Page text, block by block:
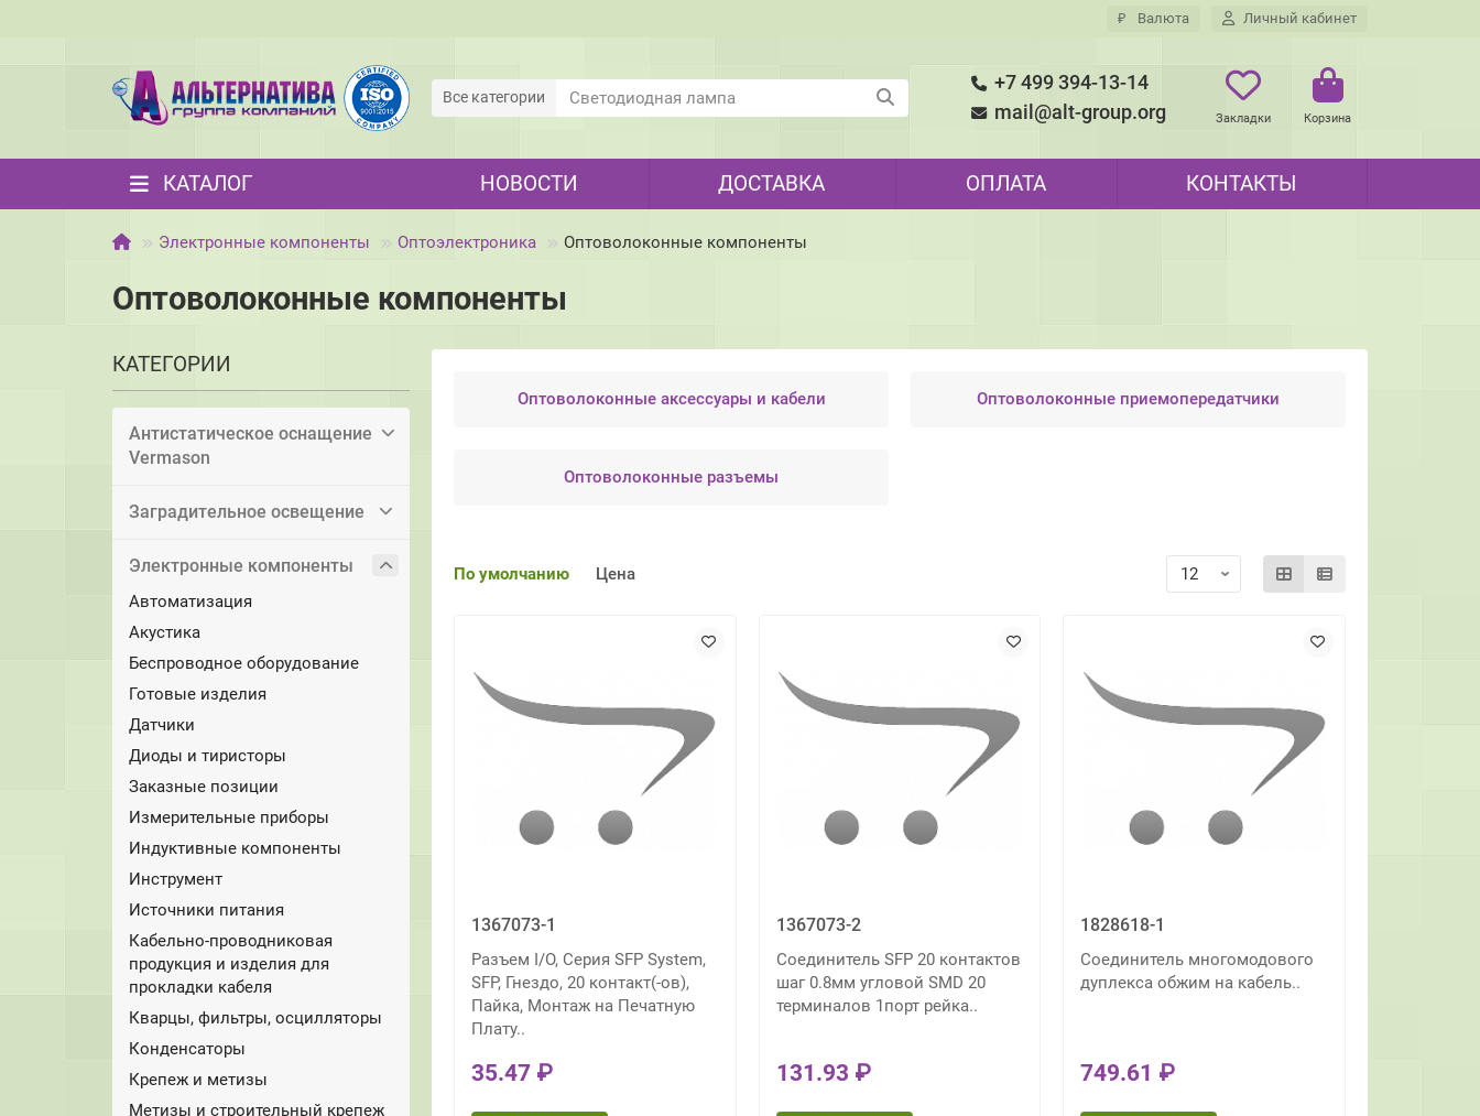
₽ Валюта Личный кабинет
Все категории
+7 499 394-13-14
mail@alt-group.org
Закладки Корзина
КАТАЛОГ НОВОСТИ ДОСТАВКА ОПЛАТА КОНТАКТЫ
Электронные компоненты Оптоэлектроника Оптоволоконные компоненты
Оптоволоконные компоненты
КАТЕГОРИИ
Антистатическое оснащение
Vermason
Заградительное освещение
Электронные компоненты
Автоматизация
Акустика
Беспроводное оборудование
Готовые изделия
Датчики
Диоды и тиристоры
Заказные позиции
Измерительные приборы
Индуктивные компоненты
Инструмент
Источники питания
Кабельно-проводниковая
продукция и изделия для
прокладки кабеля
Кварцы, фильтры, осцилляторы
Конденсаторы
Крепеж и метизы
Метизы и строительный крепеж
Оптоволоконные аксессуары и кабели Оптоволоконные приемопередатчики
Оптоволоконные разъемы
По умолчанию Цена
1367073-1
Разъем I/O, Серия SFP System,
SFP, Гнездо, 20 контакт(-ов),
Пайка, Монтаж на Печатную
Плату..
35.47 ₽
1367073-2
Соединитель SFP 20 контактов
шаг 0.8мм угловой SMD 20
терминалов 1порт рейка..
131.93 ₽
1828618-1
Соединитель многомодового
дуплекса обжим на кабель..
749.61 ₽